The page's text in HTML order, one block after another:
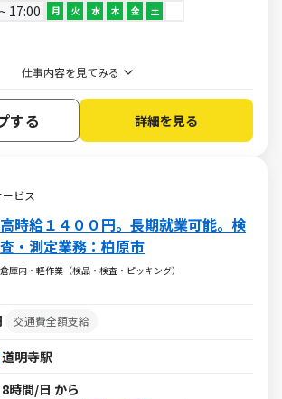
17:00 月 火 水 木 金 土
仕事内容を見てみる
する 詳細を見る
ビス
高時給１４００円。長期就業可能。検
査・測定業務：柏原市
倉庫内・軽作業（検品・検査・ピッキング）
交通費全額支給
道明寺駅
時間/日 から